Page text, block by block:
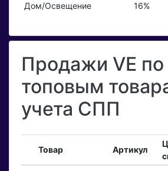
Дом/Освещение
16%
Продажи VE по
топовым
учета СПП
Товар Артикул